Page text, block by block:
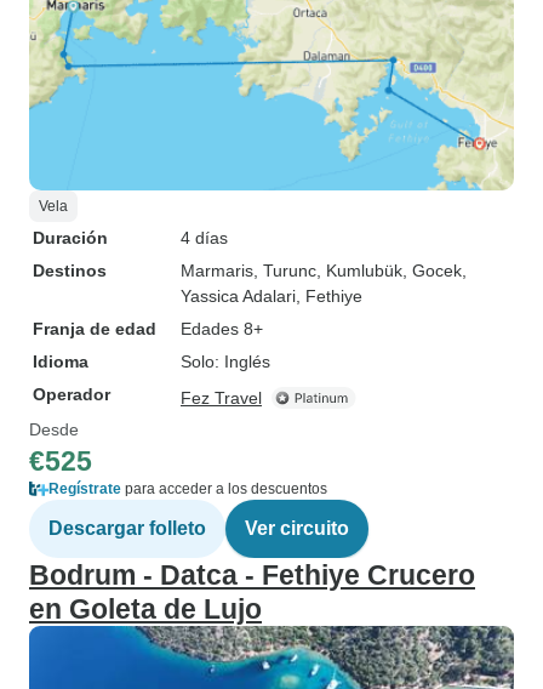
Vela
Duración
4 días
Destinos
Marmaris , Turunc , Kumlubük , Gocek
Yassica Adalari , Fethiye
Franja de edad
Edades 8+
Idioma
Solo: Inglés
Operador
Fez Travel
Desde
€525
Regístrate para acceder a los descuentos
Descargar folleto Ver circuito
Bodrum - Datca - Fethiye Crucero
en Goleta de Lujo